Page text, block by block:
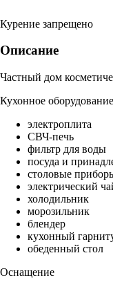
Курение запрещено
Описание
Частный дом
Кухонное оборудование
электроплита
СВЧ-печь
фильтр для воды
посуда и
столовые
электрический
холодильник
морозильник
блендер
кухонный
обеденный стол
Оснащение